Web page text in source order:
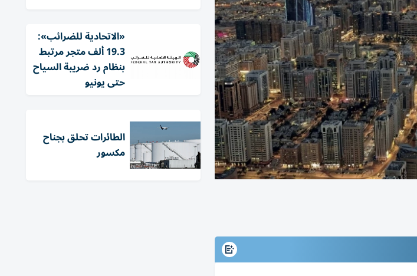
«الاتحادية للضرائب»:
19.3 ألف متجر مرتبط
بنظام رد ضريبة السياح
حتى يونيو
الطائرات تحلق بجناح
مكسور